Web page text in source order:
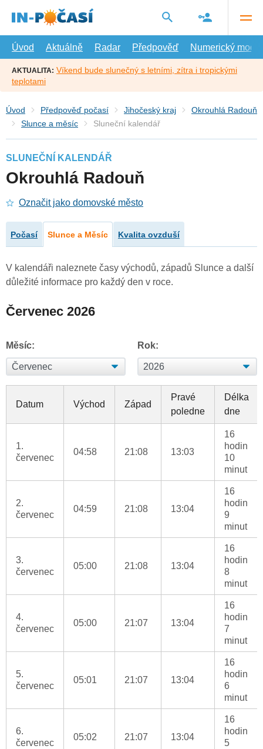
hlavní
Úvod
Aktuálně Radar Předpověď Numerický model
AKTUALITA: Víkend bude slunečný s letními, zítra i tropickými
teplotami
Úvod Předpověď počasí Jihočeský kraj
Okrouhlá Radouň
Slunce a měsíc
Sluneční kalendář
SLUNEČNÍ KALENDÁŘ
Okrouhlá Radouň
Označit jako domovské město
Počasí Slunce a Měsíc Kvalita ovzduší
V kalendáři naleznete časy východů, západů Slunce a další
důležité informace pro každý den v roce.
Červenec 2026
Měsíc: Rok:
Datum Východ Západ
Pravé
poledne
Délka
dne
1.
červenec
04:58 21:08 13:03
16
hodin
10
minut
2.
červenec
04:59 21:08 13:04
16
hodin
9
minut
3.
červenec
05:00 21:08 13:04
16
hodin
8
minut
4.
červenec
05:00 21:07 13:04
16
hodin
7
minut
5.
červenec
05:01 21:07 13:04
16
hodin
6
minut
6.
červenec
05:02 21:07 13:04
16
hodin
5